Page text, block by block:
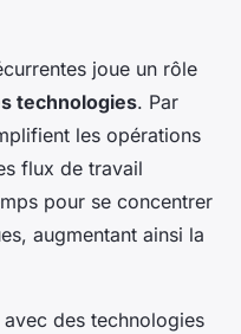
joue un rôle
technologies. Par
les opérations
flux de travail
pour se concentrer
augmentant ainsi la
avec des technologies